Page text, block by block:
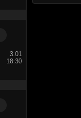
3:01
18:30